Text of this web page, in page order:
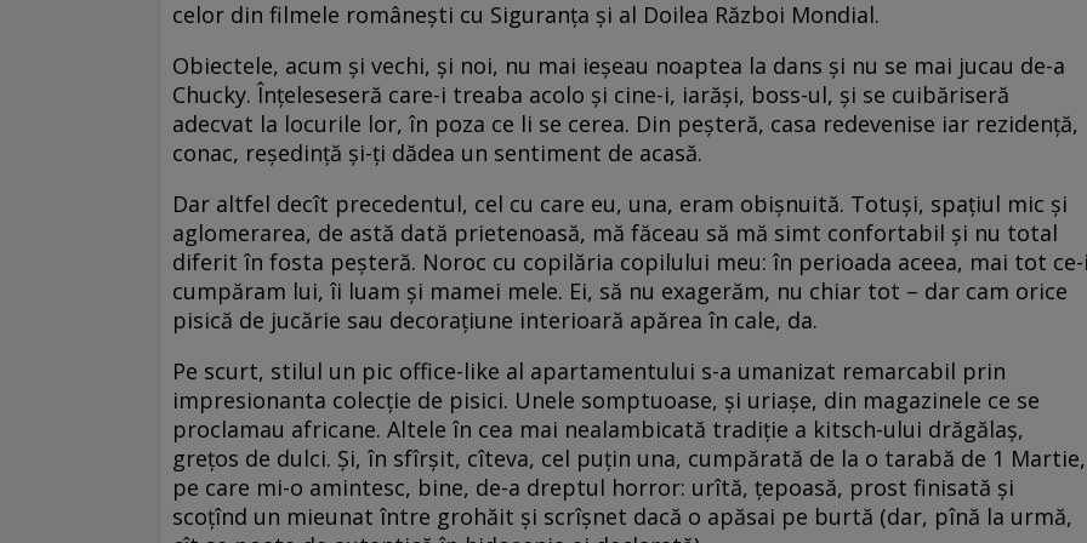
celor din filmele românești cu Siguranța și al Doilea Război Mondial.
Obiectele, acum și vechi, și noi, nu mai ieșeau noaptea la dans și nu se mai jucau de-a
Chucky. Înțeleseseră care-i treaba acolo și cine-i, iarăși, boss-ul, și se cuibăriseră
adecvat la locurile lor, în poza ce li se cerea. Din peșteră, casa redevenise iar rezidență,
conac, reședință și-ți dădea un sentiment de acasă.
Dar altfel decît precedentul, cel cu care eu, una, eram obișnuită. Totuși, spațiul mic și
aglomerarea, de astă dată prietenoasă, mă făceau să mă simt confortabil și nu total
diferit în fosta peșteră. Noroc cu copilăria copilului meu: în perioada aceea, mai tot
cumpăram lui, îi luam și mamei mele. Ei, să nu exagerăm, nu chiar tot – dar cam orice
pisică de jucărie sau decorațiune interioară apărea în cale, da.
Pe scurt, stilul un pic office-like al apartamentului s-a umanizat remarcabil prin
impresionanta colecție de pisici. Unele somptuoase, și uriașe, din magazinele ce se
proclamau africane. Altele în cea mai nealambicată tradiție a kitsch-ului drăgălaș,
grețos de dulci. Și, în sfîrșit, cîteva, cel puțin una, cumpărată de la o tarabă de 1 Martie,
pe care mi-o amintesc, bine, de-a dreptul horror: urîtă, țepoasă, prost finisată și
scoțînd un mieunat între grohăit și scrîșnet dacă o apăsai pe burtă (dar, pînă la urmă,